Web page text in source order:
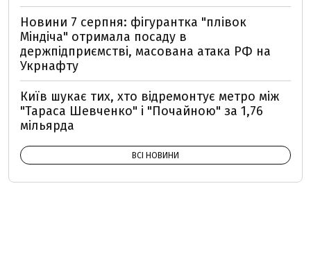
Новини 7 серпня: фігурантка "плівок
Міндіча" отримала посаду в
держпідприємстві, масована атака РФ на
Укрнафту
Київ шукає тих, хто відремонтує метро між
"Тараса Шевченко" і "Почайною" за 1,76
мільярда
ВСІ НОВИНИ